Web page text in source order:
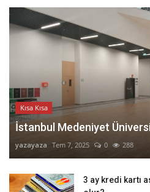
Kısa Kısa
İstanbul Medeniyet
yazayaza Tem 7, 2025 0 288
3 ay kredi kartı